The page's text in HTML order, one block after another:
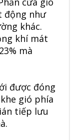
động như
khác.
khí mát
mà
được đóng
gió phía
tiếp lưu